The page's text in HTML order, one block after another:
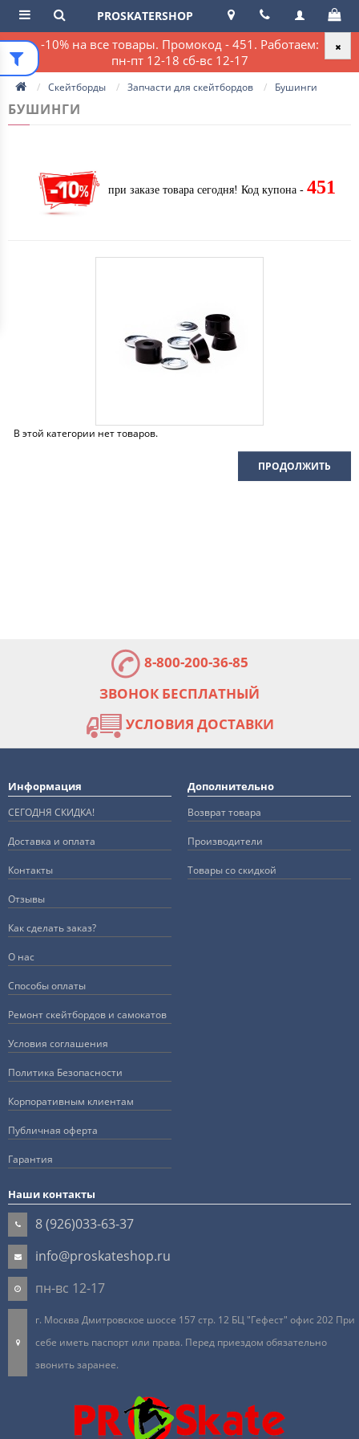
-10% на все товары. Промокод - 451. Работаем:
пн-пт 12-18 сб-вс 12-17
PROSKATERSHOP
Скейтборды Запчасти для скейтбордов Бушинги
БУШИНГИ
при заказе товара сегодня! Код купона - 451
В этой категории нет товаров.
ПРОДОЛЖИТЬ
8-800-200-36-85
ЗВОНОК БЕСПЛАТНЫЙ
УСЛОВИЯ ДОСТАВКИ
Информация
СЕГОДНЯ СКИДКА!
Доставка и оплата
Контакты
Отзывы
Как сделать заказ?
О нас
Способы оплаты
Ремонт скейтбордов и самокатов
Условия соглашения
Политика Безопасности
Корпоративным клиентам
Публичная оферта
Гарантия
Дополнительно
Возврат товара
Производители
Товары со скидкой
Наши контакты
8 (926)033-63-37
info@proskateshop.ru
пн-вс 12-17
г. Москва Дмитровское шоссе 157 стр. 12 БЦ "Гефест" офис 202 При
себе иметь паспорт или права. Перед приездом обязательно
звонить заранее.